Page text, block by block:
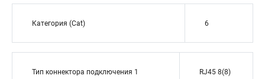
Категория (Cat) 6
Тип коннектора подключения 1 RJ45 8(8)